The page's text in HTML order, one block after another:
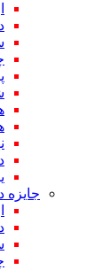
جایزه